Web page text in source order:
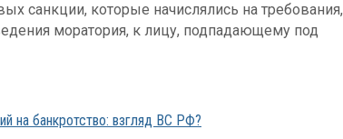
санкции, которые начислялись на требования,
моратория, к лицу, подпадающему под
на банкротство: взгляд ВС РФ?